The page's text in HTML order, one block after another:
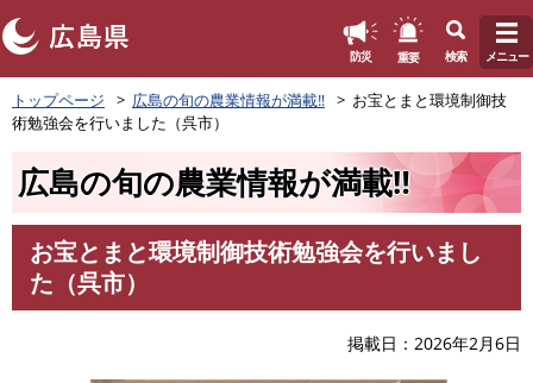
ペ
ー
ジ
防災 重要 検索 メニュー
トップページ 広島の旬の農業情報が満載‼
お宝とまと環境制御技
術勉強会を行いました（呉市）
広島の旬の農業情報が満載‼
お宝とまと環境制御技術勉強会を行いまし
た（呉市）
掲載日 2026年2月6日